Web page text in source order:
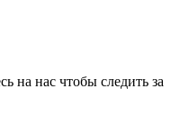
на нас чтобы следить за